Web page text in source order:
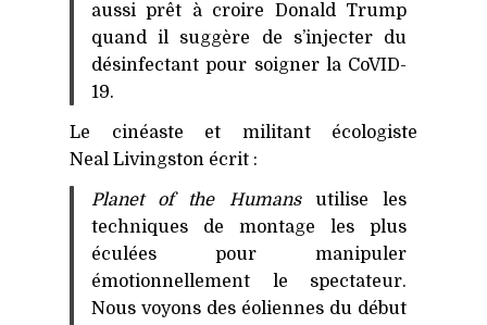
aussi prêt à croire Donald Trump
quand il suggère de s’injecter du
désinfectant pour soigner la CoVID-
19.
Le cinéaste et militant écologiste
Neal Livingston écrit :
Planet of the Humansutilise les
techniques de montage les plus
éculées pour manipuler
émotionnellement le spectateur.
Nous voyons des éoliennes du début